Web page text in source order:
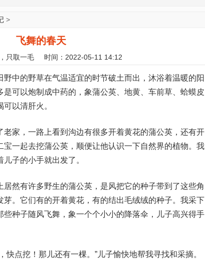
>
飞舞的春天
只取一毛 时间：2022-05-11 14:12
的野草在气温适宜的时节破土而出，沐浴着温暖的阳
可以炮制成中药的，象蒲公英、地黄、车前草、蛤蟆皮
以清肝火。
家，一路上看到沟边有很多开着黄花的蒲公英，还有开
一起去挖蒲公英，顺便让他认识一下自然界的植物。我
子的小手就出发了。
有许多野生的蒲公英，是风把它的种子带到了这些角
。它们有的开着黄花，有的结出毛绒绒的种子。我采下
些种子随风飞舞，象一个个小小的降落伞，儿子高兴得手
点挖！那儿还有一棵。”儿子愉快地帮我寻找和采摘。